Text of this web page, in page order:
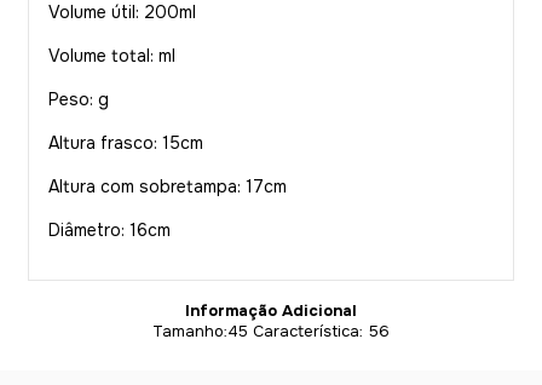
Volume útil: 200ml
Volume total: ml
Peso: g
Altura frasco: 15cm
Altura com sobretampa: 17cm
Diâmetro: 16cm
Informação Adicional
Tamanho:45 Característica: 56